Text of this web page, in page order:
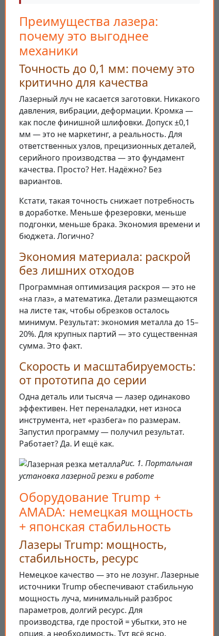
Преимущества лазера:
почему это выгоднее
механики
Точность до 0,1 мм: почему это
критично для качества
Лазерный луч не касается заготовки. Никакого
давления, вибрации, деформации. Кромка —
как после финишной шлифовки. Допуск ±0,1
мм — это не маркетинг, а реальность. Для
ответственных узлов, прецизионных деталей,
серийного производства — это фундамент
качества. Просто? Нет. Надёжно? Без
вариантов.
Кстати, такая точность снижает потребность
в доработке. Меньше фрезеровки, меньше
подгонки, меньше брака. Экономия времени и
бюджета. Логично?
Экономия материала: раскрой
без лишних отходов
Программная оптимизация раскроя — это не
«на глаз», а математика. Детали размещаются
на листе так, чтобы обрезков осталось
минимум. Результат: экономия металла до 15–
20%. Для крупных партий — это существенная
сумма. Это факт.
Скорость и масштабируемость:
от прототипа до серии
Одна деталь или тысяча — лазер одинаково
эффективен. Нет переналадки, нет износа
инструмента, нет «разбега» по размерам.
Запустил программу — получил результат.
Работает? Да. И ещё как.
Рис. 1. Портальная
установка лазерной резки в работе
Оборудование Trump +
AMADA: немецкая мощность
+ японская стабильность
Лазеры Trump: мощность,
стабильность, ресурс
Немецкое качество — это не лозунг. Лазерные
источники Trump обеспечивают стабильную
мощность луча, минимальный разброс
параметров, долгий ресурс. Для
производства, где простой = убытки, это не
опция, а необходимость. Тут всё ясно.